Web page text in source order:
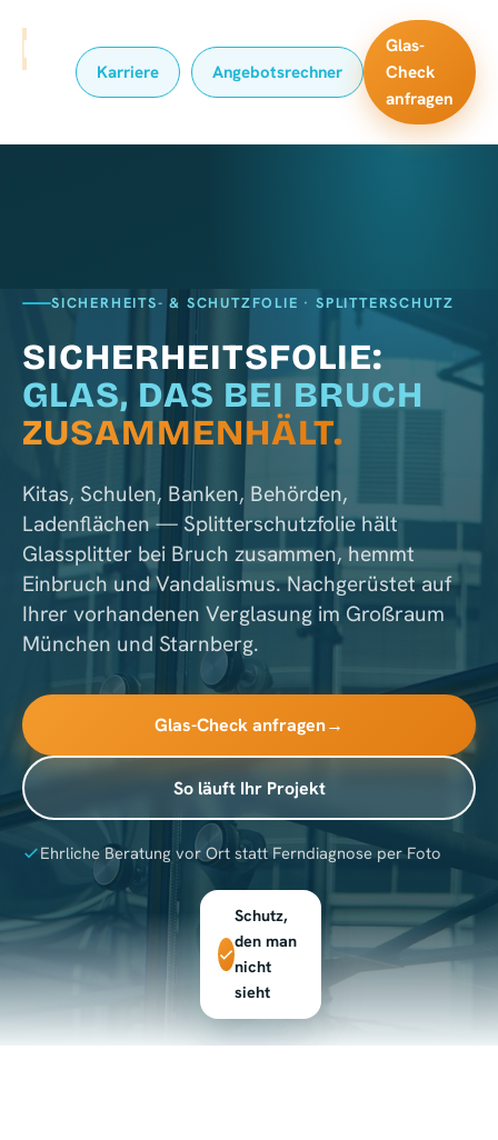
MADVERTS
Karriere Angebotsrechner
Glas-
Check
anfragen
SICHERHEITS- & SCHUTZFOLIE · SPLITTERSCHUTZ
SICHERHEITSFOLIE:
GLAS, DAS BEI BRUCH
ZUSAMMENHÄLT.
Kitas, Schulen, Banken, Behörden,
Ladenflächen — Splitterschutzfolie hält
Glassplitter bei Bruch zusammen, hemmt
Einbruch und Vandalismus. Nachgerüstet auf
Ihrer vorhandenen Verglasung im Großraum
München und Starnberg.
Glas-Check anfragen→
So läuft Ihr Projekt
Ehrliche Beratung vor Ort statt Ferndiagnose per Foto
Schutz,
den man
nicht
sieht
generiert